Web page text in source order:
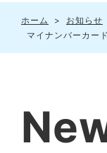
ホーム > お知らせ
マイナンバーカー